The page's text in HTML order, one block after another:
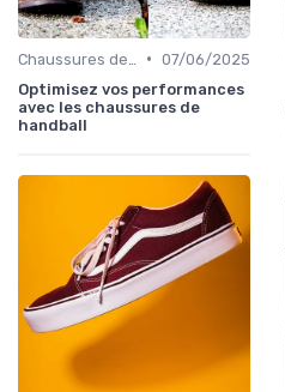
• 07/06/2025
Optimisez vos performances
avec les chaussures de
handball